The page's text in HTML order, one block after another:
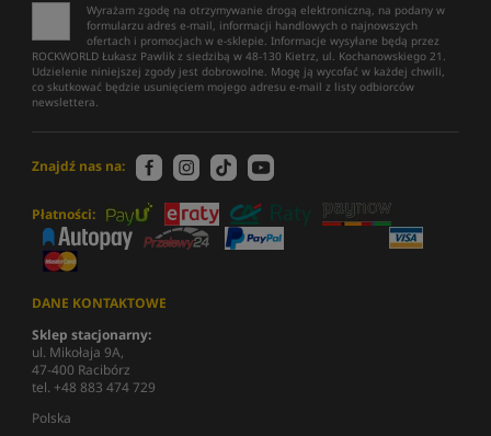
Wyrażam zgodę na otrzymywanie drogą elektroniczną, na podany w
formularzu adres e-mail, informacji handlowych o najnowszych
ofertach i promocjach w e-sklepie. Informacje wysyłane będą przez
ROCKWORLD Łukasz Pawlik z siedzibą w 48-130 Kietrz, ul. Kochanowskiego 21.
Udzielenie niniejszej zgody jest dobrowolne. Mogę ją wycofać w każdej chwili,
co skutkować będzie usunięciem mojego adresu e-mail z listy odbiorców
newslettera.
Znajdź nas na:
Płatności:
DANE KONTAKTOWE
Sklep stacjonarny:
ul. Mikołaja 9A,
47-400 Racibórz
tel. +48 883 474 729
Polska